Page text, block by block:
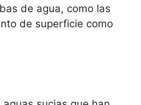
de agua, como las
de superficie como